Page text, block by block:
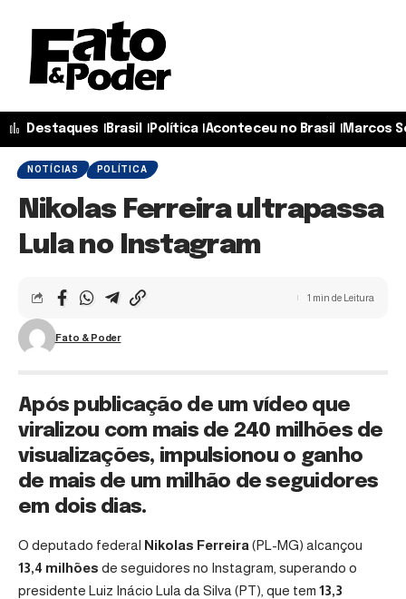
Destaques Brasil Política Aconteceu no Brasil Marcos
NOTÍCIAS POLÍTICA
Nikolas Ferreira ultrapassa
Lula no Instagram
Fato & Poder
1 min de Leitura
Após publicação de um vídeo que
viralizou com mais de 240 milhões de
visualizações, impulsionou o ganho
de mais de um milhão de seguidores
em dois dias.
O deputado federal Nikolas Ferreira (PL-MG) alcançou
13,4 milhões de seguidores no Instagram, superando o
presidente Luiz Inácio Lula da Silva (PT), que tem 13,3